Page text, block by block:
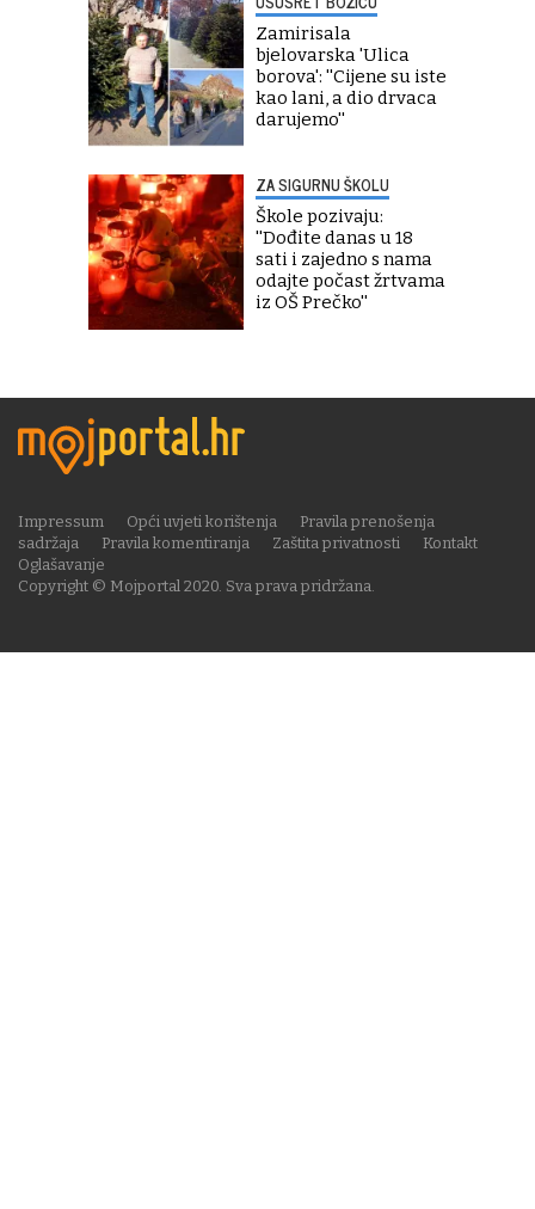
Zamirisala
bjelovarska 'Ulica
borova': ''Cijene su iste
kao lani, a dio drvaca
darujemo''
ZA SIGURNU ŠKOLU
Škole pozivaju:
''Dođite danas u 18
sati i zajedno s nama
odajte počast žrtvama
iz OŠ Prečko''
Copyright © Mojportal 2020. Sva prava pridržana.
Impressum Opći uvjeti korištenja
Pravila prenošenja
sadržaja
Pravila komentiranja Zaštita privatnosti
Kontakt
Oglašavanje